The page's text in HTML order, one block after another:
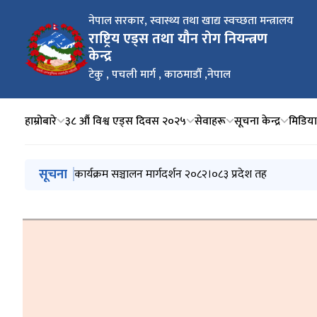
नेपाल सरकार, स्वास्थ्य तथा खाद्य स्वच्छता मन्त्रालय
राष्ट्रिय एड्स तथा यौन रोग नियन्त्रण
केन्द्र
टेकु , पचली मार्ग , काठमाडौँ ,नेपाल
हाम्रोबारे ३८ औं विश्व एड्स दिवस २०२५ सेवाहरू सूचना केन्द्र
मुख्य नेभिगेसनमा जानुहोस्
सूचना नेपालमा आमाबाट बच्चामा सर्ने एचआईभी (HIV), सिफिलिस
कार्यक्रम सञ्चालन मार्गदर्शन २०८२।०८३ प्रदेश तह
स्थानीय तहबाट सञ्चालन गरिने स्वास्थ्य तर्फका सशर्त
३८ औं विश्व एड्स दिवसको अवसरमा माननीय स्वास्थ्य तथा
३८ औं विश्व एड्स दिवसको पर्चा २०२५